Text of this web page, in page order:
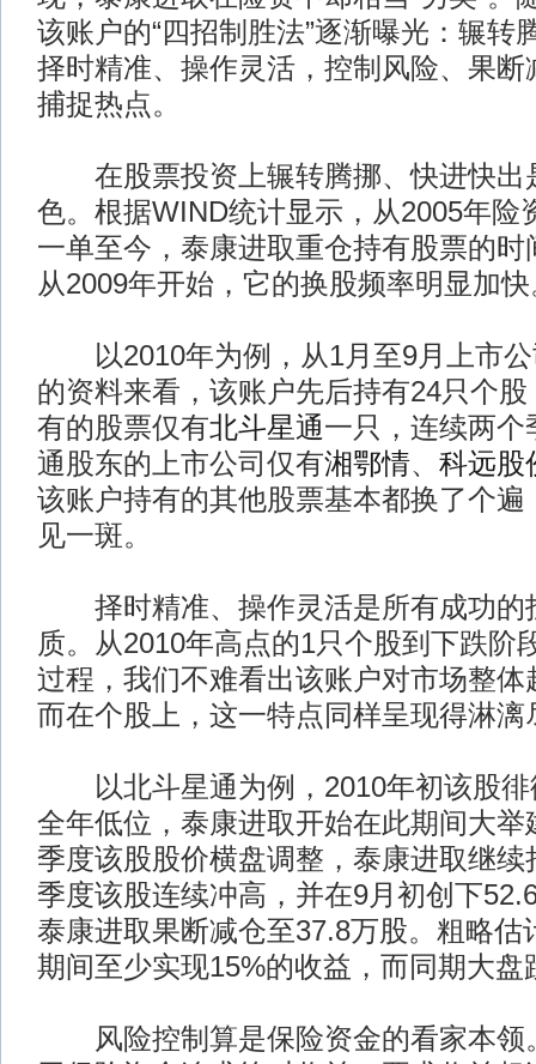
该账户的“四招制胜法”逐渐曝光：辗转
择时精准、操作灵活，控制风险、果断
捕捉热点。
在股票投资上辗转腾挪、快进快出
色。根据WIND统计显示，从2005年险
一单至今，泰康进取重仓持有股票的时
从2009年开始，它的换股频率明显加快
以2010年为例，从1月至9月上市公
的资料来看，该账户先后持有24只个
有的股票仅有北斗星通一只，连续两个
通股东的上市公司仅有湘鄂情、 科远股
该账户持有的其他股票基本都换了个遍
见一斑。
择时精准、操作灵活是所有成功的
质。从2010年高点的1只个股到下跌阶
过程，我们不难看出该账户对市场整体
而在个股上，这一特点同样呈现得淋漓
以北斗星通为例，2010年初该股徘
全年低位，泰康进取开始在此期间大举
季度该股股价横盘调整，泰康进取继续
季度该股连续冲高，并在9月初创下
泰康进取果断减仓至37.8万股。粗略估
期间至少实现15%的收益，而同期大盘
风险控制算是保险资金的看家本领